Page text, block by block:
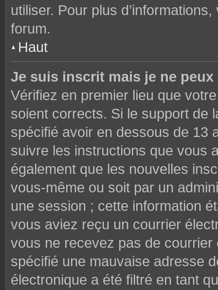
utiliser. Pour plus
forum.
Haut
Je suis inscrit mais je ne
Vérifiez en premier lieu que
soient corrects. Si le support de
spécifié avoir en dessous de 13
suivre les instructions que vous
également que les nouvelles
vous-même ou soit par un
une session ; cette information
vous aviez reçu un courrier
vous ne recevez pas de
spécifié une mauvaise adresse
électronique a été filtré en tant